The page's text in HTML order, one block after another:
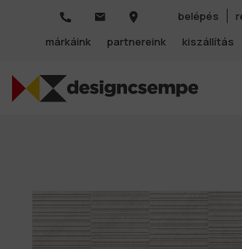
belépés
márkáink
partnereink kiszállítás